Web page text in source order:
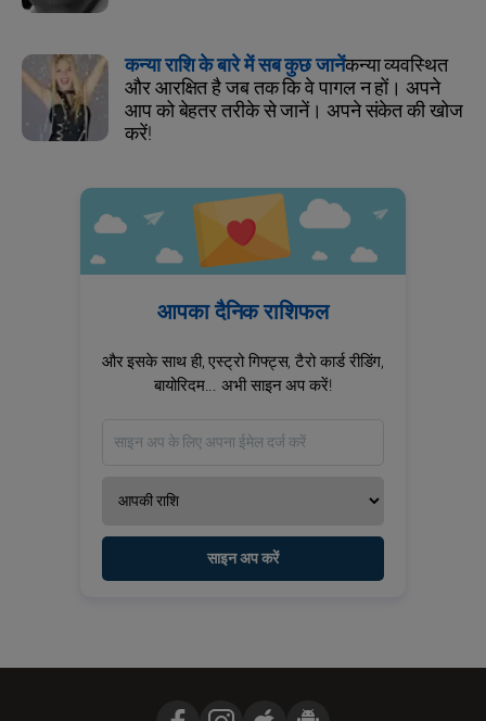
कन्या राशि के बारे में सब कुछ जानेंकन्या व्यवस्थित
और आरक्षित है जब तक कि वे पागल न हों। अपने
आप को बेहतर तरीके से जानें। अपने संकेत की खोज
करें!
आपका दैनिक राशिफल
और इसके साथ ही, एस्ट्रो गिफ्ट्स, टैरो कार्ड रीडिंग,
बायोरिदम... अभी साइन अप करें!
साइन अप करें